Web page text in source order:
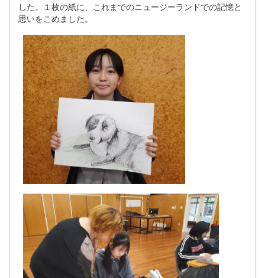
した。１枚の紙に、これまでのニュージーランドでの記憶と
思いをこめました。